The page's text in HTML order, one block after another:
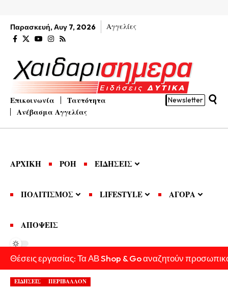
Παρασκευή, Αυγ 7, 2026 Αγγελίες
Επικοινωνία
Ταυτότητα
Ανέβασμα Αγγελίας
Newsletter
ΑΡΧΙΚΗ ΡΟΗ ΕΙΔΗΣΕΙΣ
ΠΟΛΙΤΙΣΜΟΣ LIFESTYLE ΑΓΟΡΑ
ΑΠΟΨΕΙΣ
Θέσεις εργασίας: Τα ΑΒ Shop & Go αναζητούν
ΕΙΔΗΣΕΙΣ ΠΕΡΙΒΑΛΛΟΝ